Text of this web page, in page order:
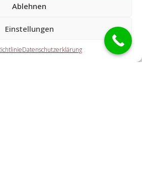
Ablehnen
Einstellungen
Datenschutzerklärung
sämtliche Aufgaben, welche Sie
erwarten. Dazu zählt die